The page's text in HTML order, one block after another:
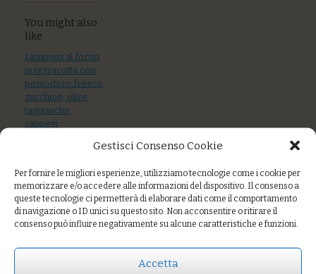
Gestisci Consenso Cookie
Per fornire le migliori esperienze, utilizziamo tecnologie come i cookie per
memorizzare e/o accedere alle informazioni del dispositivo. Il consenso a
queste tecnologie ci permetterà di elaborare dati come il comportamento
di navigazione o ID unici su questo sito. Non acconsentire o ritirare il
consenso può influire negativamente su alcune caratteristiche e funzioni.
Accetta
You might also
like
Lampuga al forno
in terracotta con
pomodoro fresco,
zucchine, olive
taggiasche,
capperi
insalatina e carote,
ketchup “home
made”
Polpette croccanti
con cannelini e